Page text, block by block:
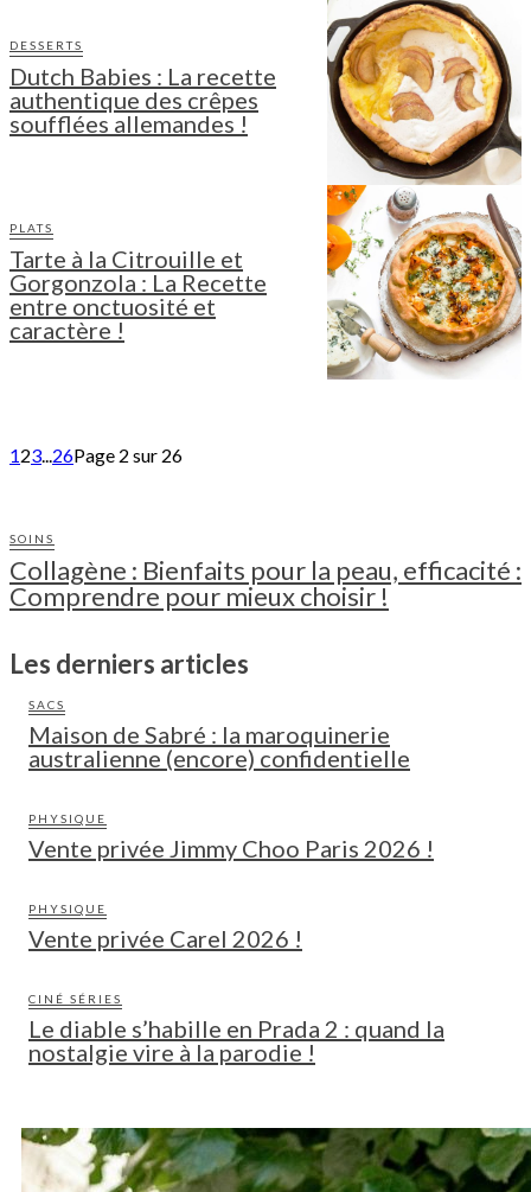
DESSERTS
Dutch Babies : La recette
authentique des crêpes
soufflées allemandes !
PLATS
Tarte à la Citrouille et
Gorgonzola : La Recette
entre onctuosité et
caractère !
123...26Page 2 sur 26
SOINS
Collagène : Bienfaits pour la peau, efficacité :
Comprendre pour mieux choisir !
Les derniers articles
SACS
Maison de Sabré : la maroquinerie
australienne (encore) confidentielle
PHYSIQUE
Vente privée Jimmy Choo Paris 2026 !
PHYSIQUE
Vente privée Carel 2026 !
CINÉ SÉRIES
Le diable s’habille en Prada 2 : quand la
nostalgie vire à la parodie !